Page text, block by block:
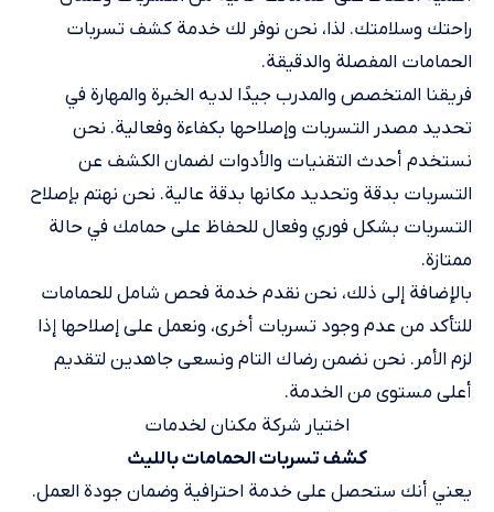
راحتك وسلامتك. لذا، نحن نوفر لك خدمة كشف تسربات
الحمامات المفصلة والدقيقة.
فريقنا المتخصص والمدرب جيدًا لديه الخبرة والمهارة في
تحديد مصدر التسربات وإصلاحها بكفاءة وفعالية. نحن
نستخدم أحدث التقنيات والأدوات لضمان الكشف عن
التسربات بدقة وتحديد مكانها بدقة عالية. نحن نهتم بإصلاح
التسربات بشكل فوري وفعال للحفاظ على حمامك في حالة
ممتازة.
بالإضافة إلى ذلك، نحن نقدم خدمة فحص شامل للحمامات
للتأكد من عدم وجود تسربات أخرى، ونعمل على إصلاحها إذا
لزم الأمر. نحن نضمن رضاك التام ونسعى جاهدين لتقديم
أعلى مستوى من الخدمة.
اختيار شركة مكنان لخدمات
كشف تسربات الحمامات بالليث
يعني أنك ستحصل على خدمة احترافية وضمان جودة العمل.